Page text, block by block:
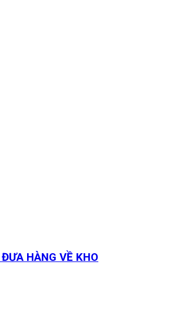
HÀNG VỀ KHO